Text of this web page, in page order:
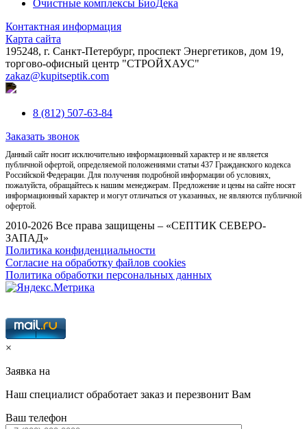
Очистные комплексы БиоДека
Контактная информация
Карта сайта
195248, г. Санкт-Петербург, проспект Энергетиков, дом 19,
торгово-офисный центр "СТРОЙХАУС"
zakaz@kupitseptik.com
8 (812) 507-63-84
Заказать звонок
Данный сайт носит исключительно информационный характер и не является
публичной офертой, определяемой положениями статьи 437 Гражданского кодекса
Российской Федерации. Для получения подробной информации об условиях,
пожалуйста, обращайтесь к нашим менеджерам. Предложение и цены на сайте носят
информационный характер и могут отличаться от указанных, не являются публичной
офертой.
2010-2026 Все права защищены – «СЕПТИК СЕВЕРО-
ЗАПАД»
Политика конфиденциальности
Согласие на обработку файлов cookies
Политика обработки персональных данных
×
Заявка на
Наш специалист обработает заказ и перезвонит Вам
Ваш телефон